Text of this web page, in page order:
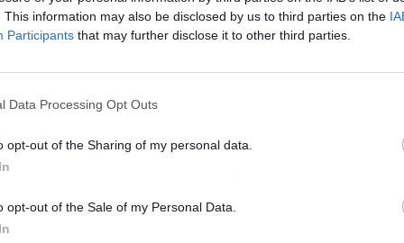
This information may also be disclosed by us to third parties on the
Participants that may further disclose it to other third parties.
Data Processing Opt Outs
opt-out of the Sharing of my personal data.
opt-out of the Sale of my Personal Data.
venta en la zona norte.
de
así en su quinto punto de venta en el País